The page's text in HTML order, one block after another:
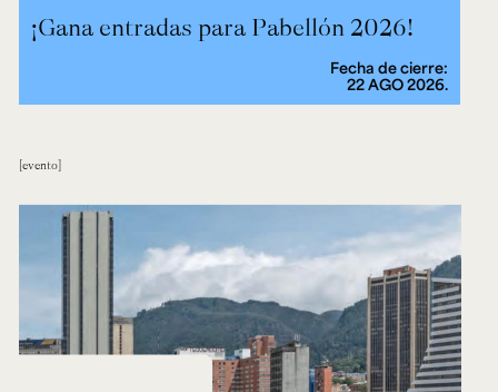
¡Gana entradas para Pabellón 2026!
Fecha de cierre:
22 AGO 2026.
evento